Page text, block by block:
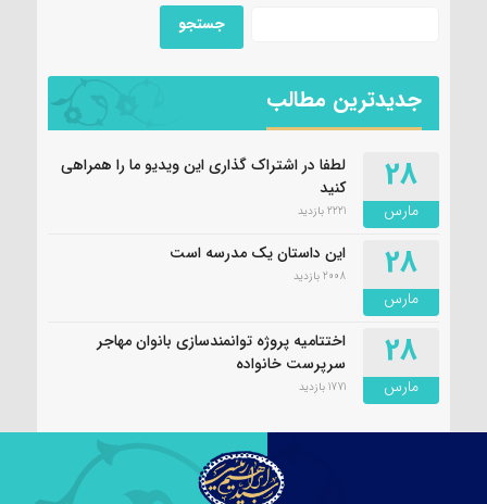
جدیدترین مطالب
28
مارس
لطفا در اشتراک گذاری این ویدیو ما را همراهی
کنید
2221 بازدید
28
مارس
این داستان یک مدرسه است
2008 بازدید
28
مارس
اختتامیه پروژه توانمندسازی بانوان مهاجر
سرپرست خانواده
1771 بازدید